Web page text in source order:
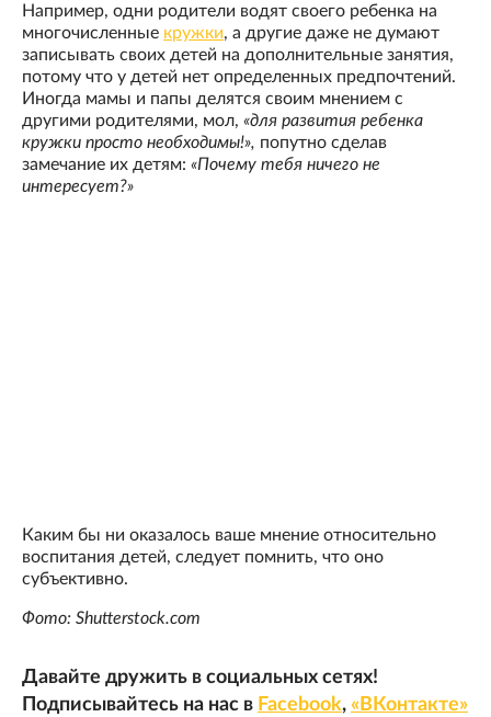
Например, одни родители водят своего ребенка на
многочисленные кружки, а другие даже не думают
записывать своих детей на дополнительные занятия,
потому что у детей нет определенных предпочтений.
Иногда мамы и папы делятся своим мнением с
другими родителями, мол, «для развития ребенка
кружки просто необходимы!», попутно сделав
замечание их детям: «Почему тебя ничего не
интересует?»
Каким бы ни оказалось ваше мнение относительно
воспитания детей, следует помнить, что оно
субъективно.
Фото: Shutterstock.com
Давайте дружить в социальных сетях!
Подписывайтесь на нас в Facebook, «ВКонтакте»